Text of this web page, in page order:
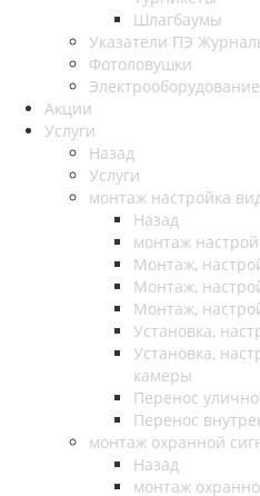
Шлагбаумы
Указатели ПЭ
Фотоловушки
Электрооборудование
Акции
Услуги
Назад
Услуги
монтаж настройка
Назад
монтаж
Монтаж,
Монтаж,
Монтаж,
Установка,
Установка,
камеры
Перенос
Перенос
монтаж охранной
Назад
монтаж